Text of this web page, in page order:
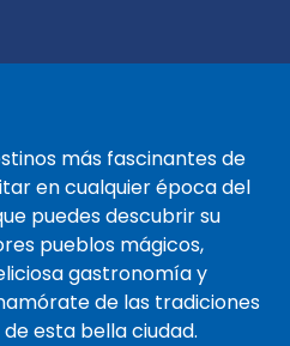
su licencia de
en el momento
listos cuando
y de vacaciones
más fascinantes de
en cualquier época del
puedes descubrir su
pueblos mágicos,
gastronomía y
de las tradiciones
esta bella ciudad.